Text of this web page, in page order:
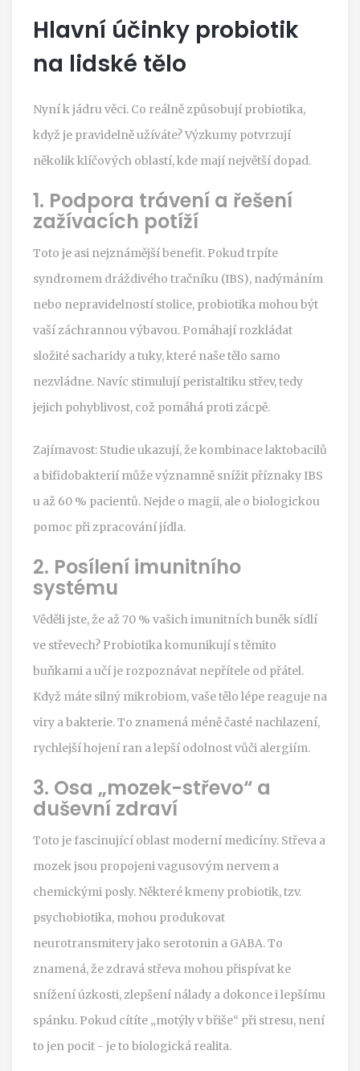
Hlavní účinky probiotik
na lidské tělo
Nyní k jádru věci. Co reálně způsobují probiotika,
když je pravidelně užíváte? Výzkumy potvrzují
několik klíčových oblastí, kde mají největší dopad.
1. Podpora trávení a řešení
zažívacích potíží
Toto je asi nejznámější benefit. Pokud trpíte
syndromem dráždivého tračníku (IBS), nadýmáním
nebo nepravidelností stolice, probiotika mohou být
vaší záchrannou výbavou. Pomáhají rozkládat
složité sacharidy a tuky, které naše tělo samo
nezvládne. Navíc stimulují peristaltiku střev, tedy
jejich pohyblivost, což pomáhá proti zácpě.
Zajímavost: Studie ukazují, že kombinace laktobacilů
a bifidobakterií může významně snížit příznaky IBS
u až 60 % pacientů. Nejde o magii, ale o biologickou
pomoc při zpracování jídla.
2. Posílení imunitního
systému
Věděli jste, že až 70 % vašich imunitních buněk sídlí
ve střevech? Probiotika komunikují s těmito
buňkami a učí je rozpoznávat nepřítele od přátel.
Když máte silný mikrobiom, vaše tělo lépe reaguje na
viry a bakterie. To znamená méně časté nachlazení,
rychlejší hojení ran a lepší odolnost vůči alergiím.
3. Osa „mozek-střevo“ a
duševní zdraví
Toto je fascinující oblast moderní medicíny. Střeva a
mozek jsou propojeni vagusovým nervem a
chemickými posly. Některé kmeny probiotik, tzv.
psychobiotika, mohou produkovat
neurotransmitery jako serotonin a GABA. To
znamená, že zdravá střeva mohou přispívat ke
snížení úzkosti, zlepšení nálady a dokonce i lepšímu
spánku. Pokud cítíte „motýly v břiše“ při stresu, není
to jen pocit - je to biologická realita.